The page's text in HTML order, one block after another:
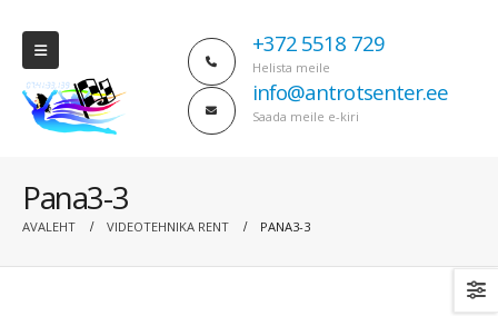
+372 5518 729
Helista meile
info@antrotsenter.ee
Saada meile e-kiri
Pana3-3
AVALEHT VIDEOTEHNIKA RENT PANA3-3